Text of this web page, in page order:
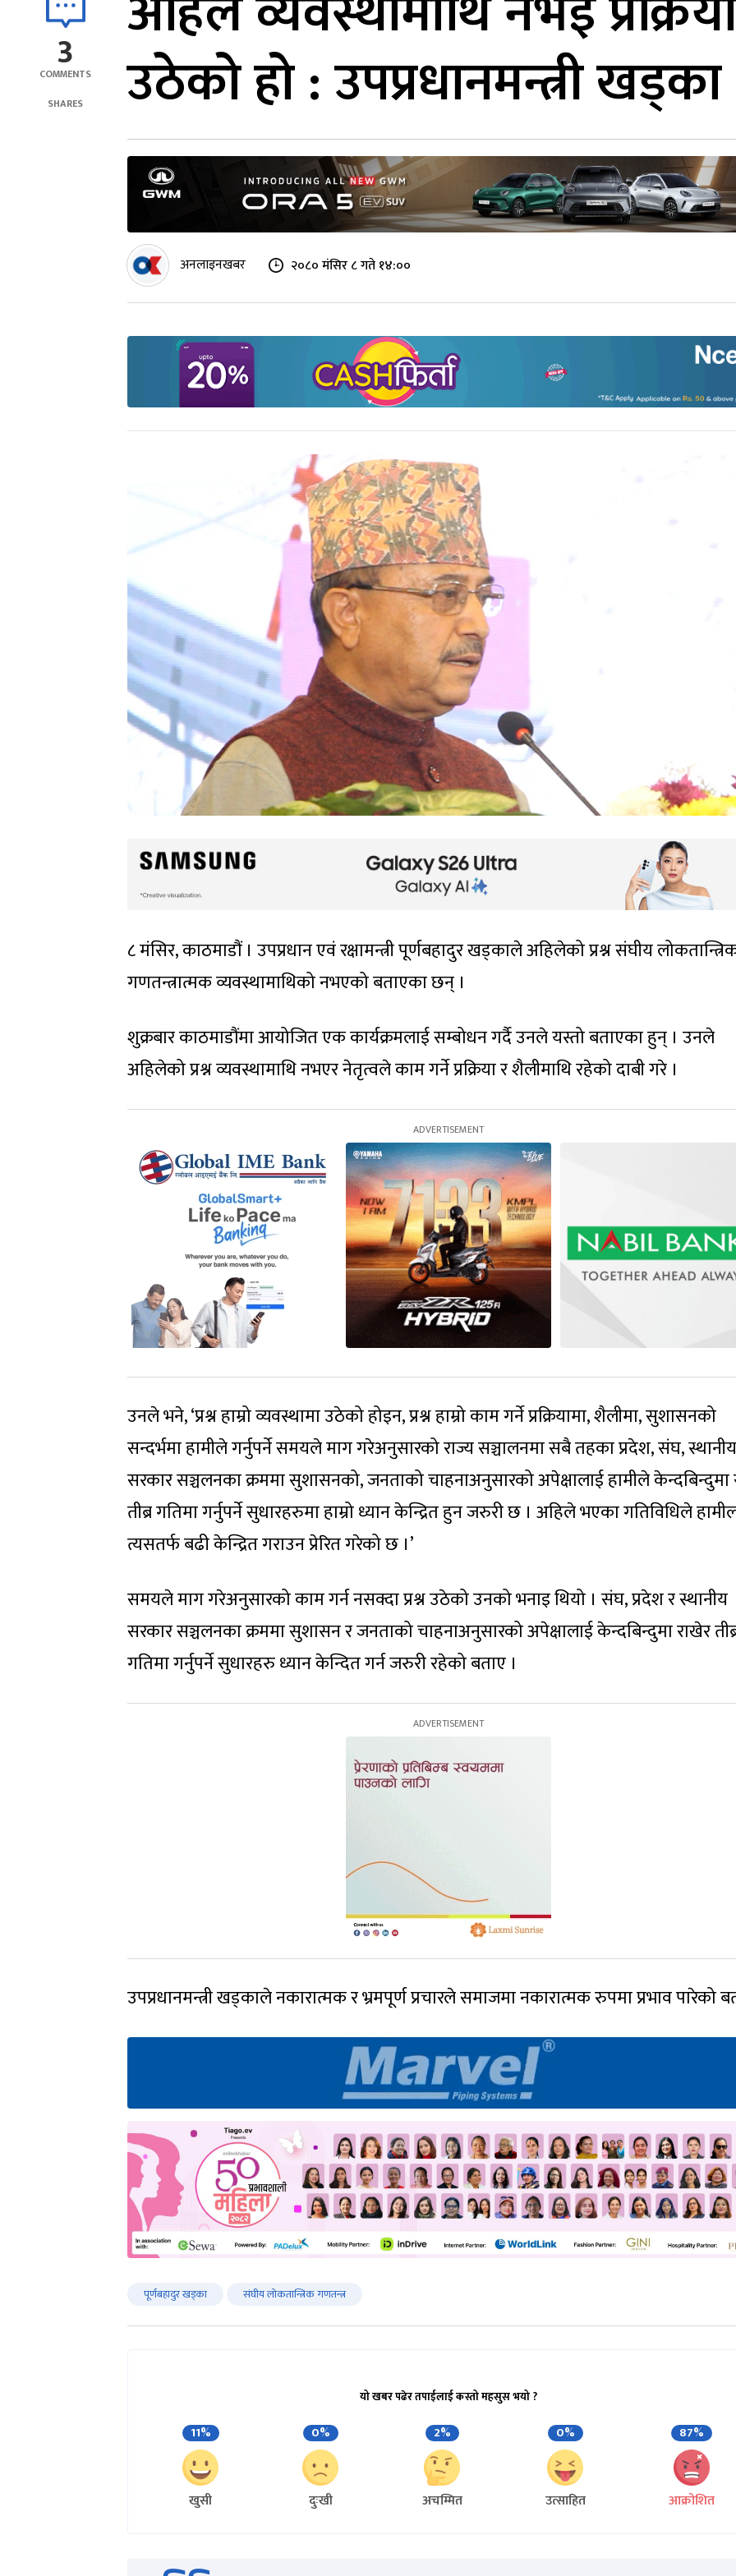
3
COMMENTS
SHARES
उठेको हो : उपप्रधानमन्त्री खड्का
अनलाइनखबर २०८० मंसिर ८ गते १४:००
८ मंसिर, काठमाडौं । उपप्रधान एवं रक्षामन्त्री पूर्णबहादुर खड्काले अहिलेको प्रश्न संघीय
गणतन्त्रात्मक व्यवस्थामाथिको नभएको बताएका छन् ।
शुक्रबार काठमाडौंमा आयोजित एक कार्यक्रमलाई सम्बोधन गर्दै उनले यस्तो बताएका हुन् । उनले
अहिलेको प्रश्न व्यवस्थामाथि नभएर नेतृत्वले काम गर्ने प्रक्रिया र शैलीमाथि रहेको दाबी गरे ।
उनले भने, ‘प्रश्न हाम्रो व्यवस्थामा उठेको होइन, प्रश्न हाम्रो काम गर्ने प्रक्रियामा, शैलीमा, सुशासनको
सन्दर्भमा हामीले गर्नुपर्ने समयले माग गरेअनुसारको राज्य सञ्चालनमा सबै तहका प्रदेश, संघ, स्थानीय
सरकार सञ्चलनका क्रममा सुशासनको, जनताको चाहनाअनुसारको अपेक्षालाई हामीले केन्दबिन्दुमा
तीब्र गतिमा गर्नुपर्ने सुधारहरुमा हाम्रो ध्यान केन्द्रित हुन जरुरी छ । अहिले भएका गतिविधिले
त्यसतर्फ बढी केन्द्रित गराउन प्रेरित गरेको छ ।’
समयले माग गरेअनुसारको काम गर्न नसक्दा प्रश्न उठेको उनको भनाइ थियो । संघ, प्रदेश र स्थानीय
सरकार सञ्चलनका क्रममा सुशासन र जनताको चाहनाअनुसारको अपेक्षालाई केन्दबिन्दुमा राखेर
गतिमा गर्नुपर्ने सुधारहरु ध्यान केन्दित गर्न जरुरी रहेको बताए ।
उपप्रधानमन्त्री खड्काले नकारात्मक र भ्रमपूर्ण प्रचारले समाजमा नकारात्मक रुपमा प्रभाव पारेको
पूर्णबहादुर खड्का संघीय लोकतान्त्रिक गणतन्त्र
यो खबर पढेर तपाईलाई कस्तो महसुस भयो ?
11%
खुसी
0%
दुःखी
2%
अचम्मित
0%
उत्साहित
87%
आक्रोशित